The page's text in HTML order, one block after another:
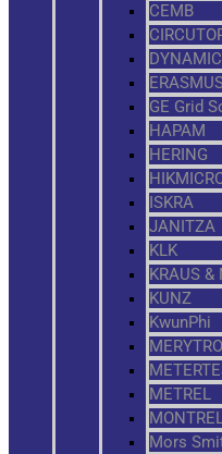
CEMB
GE Grid
HAPAM
HERING
ISKRA
JANITZA
KLK
KRAUS &
KUNZ
KwunPhi
METREL
Mors